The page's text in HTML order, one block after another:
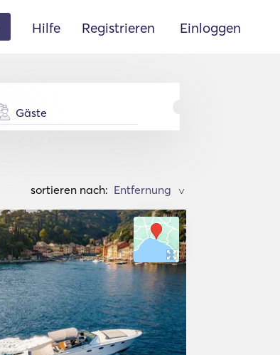
Hilfe Registrieren Einloggen
Gäste
sortieren nach: >